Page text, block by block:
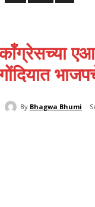
By Bhagwa Bhumi